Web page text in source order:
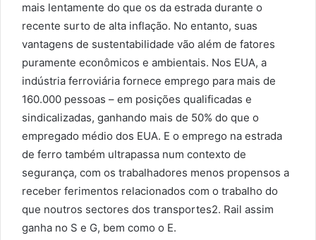
mais lentamente do que os da estrada durante o
recente surto de alta inflação. No entanto, suas
vantagens de sustentabilidade vão além de fatores
puramente econômicos e ambientais. Nos EUA, a
indústria ferroviária fornece emprego para mais de
160.000 pessoas – em posições qualificadas e
sindicalizadas, ganhando mais de 50% do que o
empregado médio dos EUA. E o emprego na estrada
de ferro também ultrapassa num contexto de
segurança, com os trabalhadores menos propensos a
receber ferimentos relacionados com o trabalho do
que noutros sectores dos transportes2. Rail assim
ganha no S e G, bem como o E.